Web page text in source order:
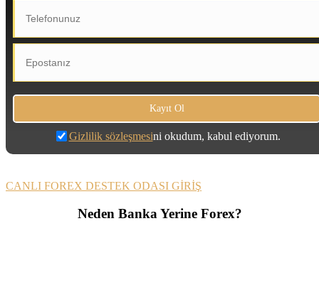
Gizlilik sözleşmesini okudum, kabul ediyorum.
CANLI FOREX DESTEK ODASI GİRİŞ
Neden Banka Yerine Forex?